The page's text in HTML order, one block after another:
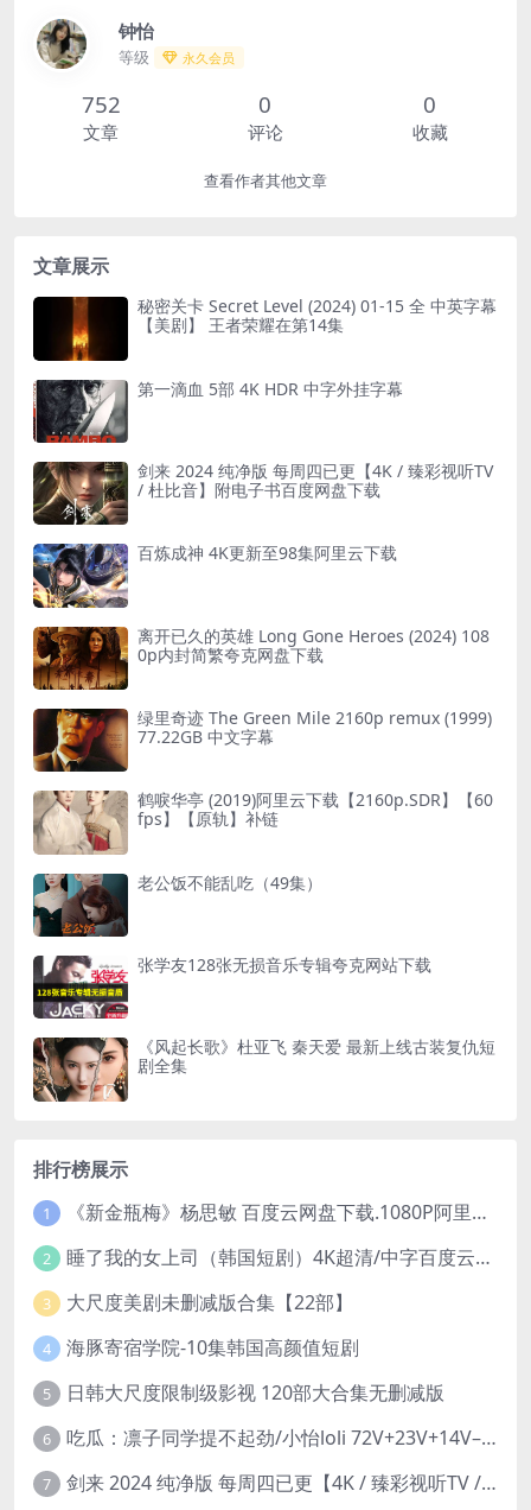
钟怡
等级 永久会员
752
文章
0
评论
0
收藏
查看作者其他文章
文章展示
秘密关卡 Secret Level (2024) 01-15 全 中英字幕
【美剧】 王者荣耀在第14集
第一滴血 5部 4K HDR 中字外挂字幕
剑来 2024 纯净版 每周四已更【4K / 臻彩视听TV
/ 杜比音】附电子书百度网盘下载
百炼成神 4K更新至98集阿里云下载
离开已久的英雄 Long Gone Heroes (2024) 108
0p内封简繁夸克网盘下载
绿里奇迹 The Green Mile 2160p remux (1999)
77.22GB 中文字幕
鹤唳华亭 (2019)阿里云下载【2160p.SDR】【60
fps】【原轨】补链
老公饭不能乱吃（49集）
张学友128张无损音乐专辑夸克网站下载
《风起长歌》杜亚飞 秦天爱 最新上线古装复仇短
剧全集
排行榜展示
1 《新金瓶梅》杨思敏 百度云网盘下载.1080P阿里下载.国语中字.(1996)
2 睡了我的女上司（韩国短剧）4K超清/中字百度云网盘下载
3 大尺度美剧未删减版合集【22部】
4 海豚寄宿学院-10集韩国高颜值短剧
5 日韩大尺度限制级影视 120部大合集无删减版
6 吃瓜：凛子同学提不起劲/小怡loli 72V+23V+14V–24.02GB】
7 剑来 2024 纯净版 每周四已更【4K / 臻彩视听TV / 杜比音】附电子书百度网盘下载